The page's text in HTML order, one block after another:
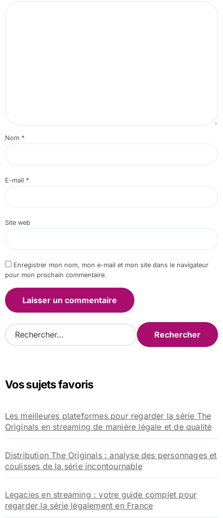
Nom *
E-mail *
Site web
Enregistrer mon nom, mon e-mail et mon site dans le navigateur
pour mon prochain commentaire.
R
e
r
e
r
Vos sujets favoris
Les meilleures plateformes pour regarder la série The
Originals en streaming de manière légale et de qualité
Distribution The Originals : analyse des personnages et
coulisses de la série incontournable
Legacies en streaming : votre guide complet pour
regarder la série légalement en France